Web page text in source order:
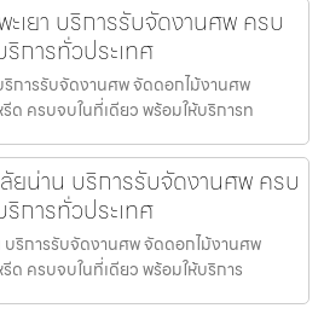
ะเยา บริการรับจัดงานศพ ครบ
การทั่วประเทศ
ริการรับจัดงานศพ จัดดอกไม้งานศพ
ด ครบจบในที่เดียว พร้อมให้บริการท
ยน่าน บริการรับจัดงานศพ ครบ
การทั่วประเทศ
บริการรับจัดงานศพ จัดดอกไม้งานศพ
ด ครบจบในที่เดียว พร้อมให้บริการ